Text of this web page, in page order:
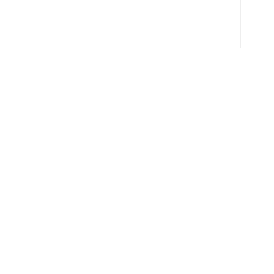
ambiente estéril, a menudo se descarta debido a
el alcance del área limpia, sino que también
problema que no puede ignorarse en entornos